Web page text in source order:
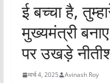
ई बच्चा है,
मुख्यमंत्री
पर उखड़े
मार्च 4, 2025 Avinash Roy